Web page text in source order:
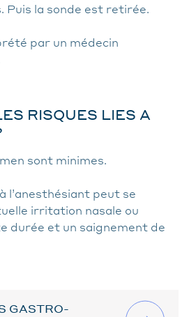
Puis la sonde est retirée.
par un médecin
RISQUES LIES A
sont minimes.
l’anesthésiant peut se
irritation nasale ou
durée et un saignement de
GASTRO-